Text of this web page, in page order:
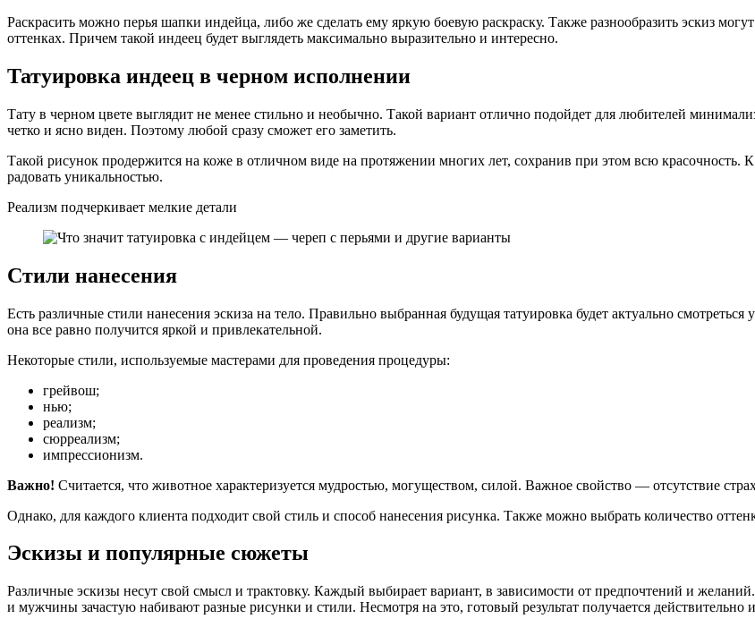
Раскрасить можно перья шапки индейца, либо же сделать ему яркую боевую раскраску. Также разнообразить эскиз
оттенках. Причем такой индеец будет выглядеть максимально выразительно и интересно.
Татуировка индеец в черном исполнении
Тату в черном цвете выглядит не менее стильно и необычно. Такой вариант отлично подойдет для любителей
четко и ясно виден. Поэтому любой сразу сможет его заметить.
Такой рисунок продержится на коже в отличном виде на протяжении многих лет, сохранив при этом всю красочность.
радовать уникальностью.
Реализм подчеркивает мелкие детали
Стили нанесения
Есть различные стили нанесения эскиза на тело. Правильно выбранная будущая татуировка будет актуально
она все равно получится яркой и привлекательной.
Некоторые стили, используемые мастерами для проведения процедуры:
грейвош;
нью;
реализм;
сюрреализм;
импрессионизм.
Важно! Считается, что животное характеризуется мудростью, могуществом, силой. Важное свойство — отсутствие
Однако, для каждого клиента подходит свой стиль и способ нанесения рисунка. Также можно выбрать количество
Эскизы и популярные сюжеты
Различные эскизы несут свой смысл и трактовку. Каждый выбирает вариант, в зависимости от предпочтений и
и мужчины зачастую набивают разные рисунки и стили. Несмотря на это, готовый результат получается